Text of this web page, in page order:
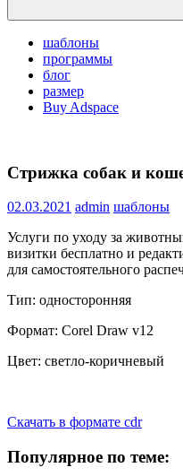
шаблоны
программы
блог
размер
Buy Adspace
Стрижка собак и
02.03.2021 admin шаблоны
Услуги по уходу за
визитки бесплатно и
для самостоятельного
Тип: односторонняя
Формат: Corel Draw v12
Цвет: светло-коричневый
Скачать в формате cdr
Популярное по теме: